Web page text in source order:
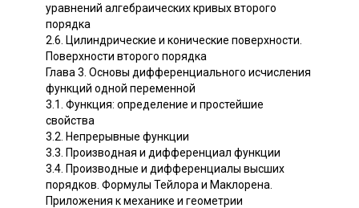
уравнений алгебраических кривых второго
порядка
2.6. Цилиндрические и конические поверхности.
Поверхности второго порядка
Глава 3. Основы дифференциального исчисления
функций одной переменной
3.1. Функция: определение и простейшие
свойства
3.2. Непрерывные функции
3.3. Производная и дифференциал функции
3.4. Производные и дифференциалы высших
порядков. Формулы Тейлора и Маклорена.
Приложения к механике и геометрии